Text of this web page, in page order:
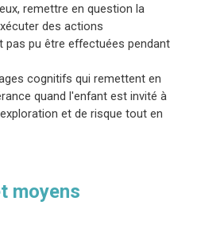
chez les enfants au
traitement EMDR.
pistes et des voies
hostiles et agressives
et ses capacités de
expliquera comment
le jeu, la thérapie du bac
approche
EMDR. Elle montrera
avec les enfants et
remettre en question la
des actions
pas pu être effectuées pendant
cognitifs qui remettent en
quand l'enfant est invité à
et de risque tout en
moyens